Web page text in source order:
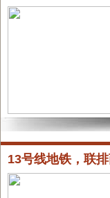
13号线地铁，联